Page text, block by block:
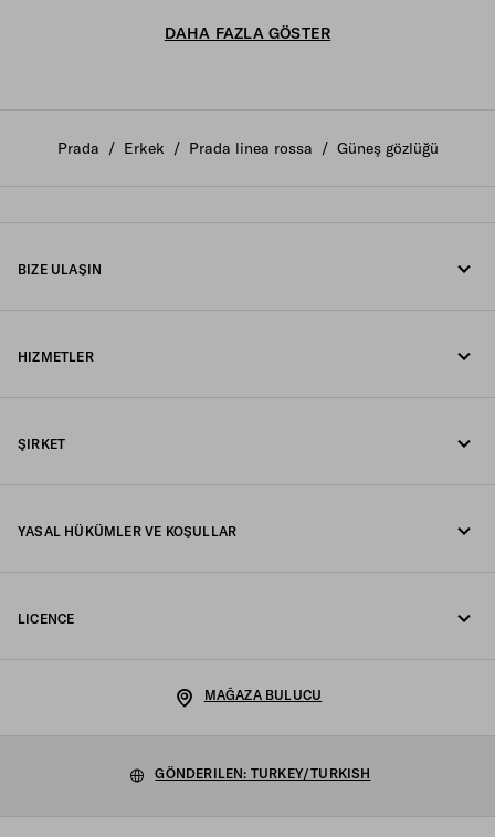
DAHA FAZLA GÖSTER
Prada / Erkek / Prada linea rossa / Güneş gözlüğü
BIZE ULAŞIN
HIZMETLER
Siparişinizi takip edin
ŞIRKET
YASAL HÜKÜMLER VE KOŞULLAR
LICENCE
MAĞAZA BULUCU
GÖNDERILEN: TURKEY/TURKISH